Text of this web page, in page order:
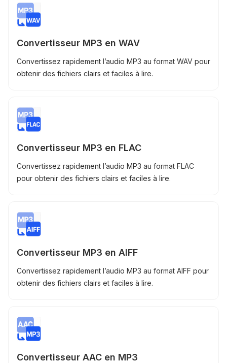
Convertisseur MP3 en WAV
Convertissez rapidement l’audio MP3 au format WAV pour
obtenir des fichiers clairs et faciles à lire.
Convertisseur MP3 en FLAC
Convertissez rapidement l’audio MP3 au format FLAC
pour obtenir des fichiers clairs et faciles à lire.
Convertisseur MP3 en AIFF
Convertissez rapidement l’audio MP3 au format AIFF pour
obtenir des fichiers clairs et faciles à lire.
Convertisseur AAC en MP3